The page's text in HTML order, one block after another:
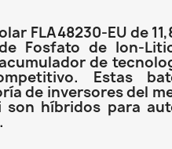
FLA48230-EU de
Fosfato de Ion-
de
Estas
de inversores del
híbridos para